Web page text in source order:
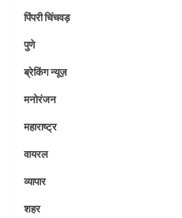
पिंपरी चिंचवड़
पुणे
ब्रेकिंग न्यूज़
मनोरंजन
महाराष्ट्र
वायरल
व्यापार
शहर